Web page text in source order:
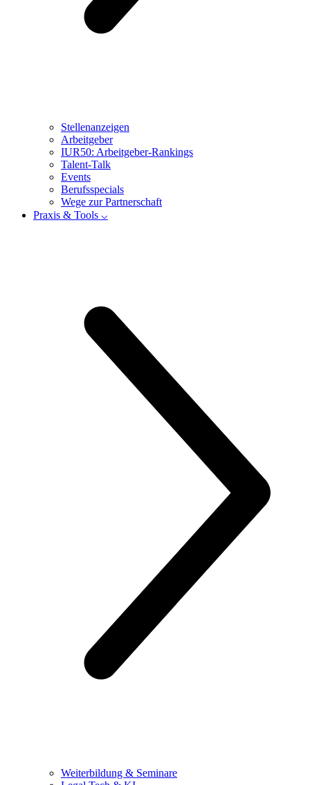
Stellenanzeigen
Arbeitgeber
IUR50: Arbeitgeber-Rankings
Talent-Talk
Events
Berufsspecials
Wege zur Partnerschaft
Praxis & Tools ⌵
Weiterbildung & Seminare